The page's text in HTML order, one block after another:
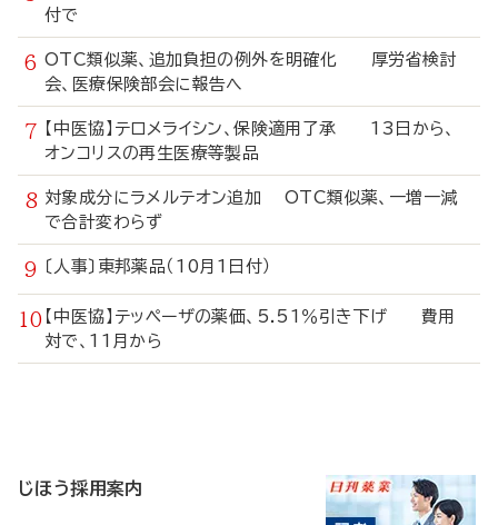
付で
OTC類似薬、追加負担の例外を明確化 厚労省検討
会、医療保険部会に報告へ
【中医協】テロメライシン、保険適用了承 13日から、
オンコリスの再生医療等製品
対象成分にラメルテオン追加 OTC類似薬、一増一減
で合計変わらず
〔人事〕東邦薬品（10月1日付）
【中医協】テッペーザの薬価、5.51％引き下げ 費用
対で、11月から
じほう採用案内